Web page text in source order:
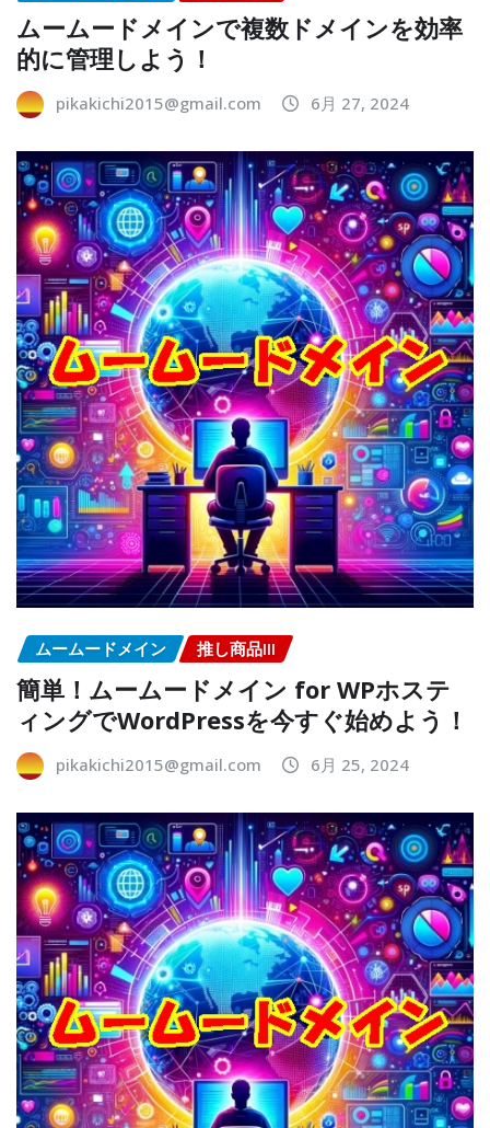
ムームードメインで複数ドメインを効率
的に管理しよう！
pikakichi2015@gmail.com 6月 27, 2024
ムームードメイン 推し商品III
簡単！ムームードメイン for WPホステ
ィングでWordPressを今すぐ始めよう！
pikakichi2015@gmail.com 6月 25, 2024